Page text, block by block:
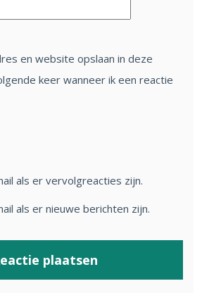
en website opslaan in deze
keer wanneer ik een reactie
als er vervolgreacties zijn.
als er nieuwe berichten zijn.